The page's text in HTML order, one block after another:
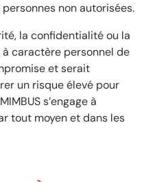
non autorisées.
la confidentialité ou la
caractère personnel de
et serait
un risque élevé pour
s’engage à
tout moyen et dans les